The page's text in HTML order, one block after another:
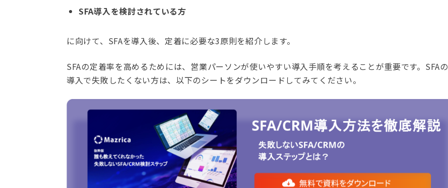
SFA導入を検討されている方
に向けて、SFAを導入後、定着に必要な3原則を紹介します。
SFAの定着率を高めるためには、営業パーソンが使いやすい導入手順を考えることが重要です。SFAの
導入で失敗したくない方は、以下のシートをダウンロードしてみてください。